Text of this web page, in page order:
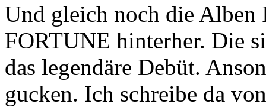
Und gleich noch die
FORTUNE hinterher. Die
das legendäre Debüt.
gucken. Ich schreibe da